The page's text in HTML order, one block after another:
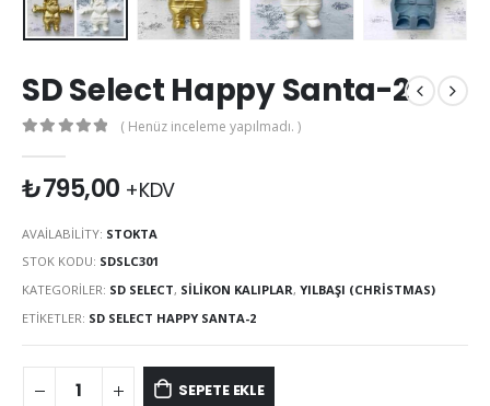
SD Select Happy Santa-2
( Henüz inceleme yapılmadı. )
₺795,00 +KDV
AVAILABILITY: STOKTA
STOK KODU: SDSLC301
KATEGORILER: SD SELECT, SILIKON KALIPLAR, YILBAŞI (CHRISTMAS)
ETIKETLER: SD SELECT HAPPY SANTA-2
SEPETE EKLE